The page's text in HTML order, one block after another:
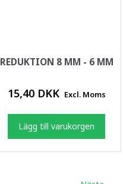
REDUKTION 8 MM - 6 MM
15,40 DKK Excl. Moms
Lägg till varukorgen